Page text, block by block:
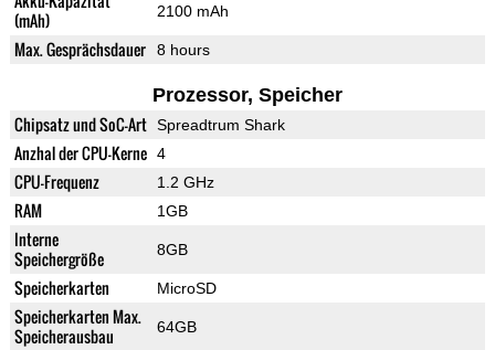
(mAh)
2100 mAh
Max. Gesprächsdauer 8 hours
Prozessor, Speicher
Chipsatz und SoC-Art Spreadtrum Shark
Anzhal der CPU-Kerne 4
CPU-Frequenz 1.2 GHz
RAM 1GB
Interne
Speichergröße
8GB
Speicherkarten MicroSD
Speicherkarten Max.
Speicherausbau
64GB